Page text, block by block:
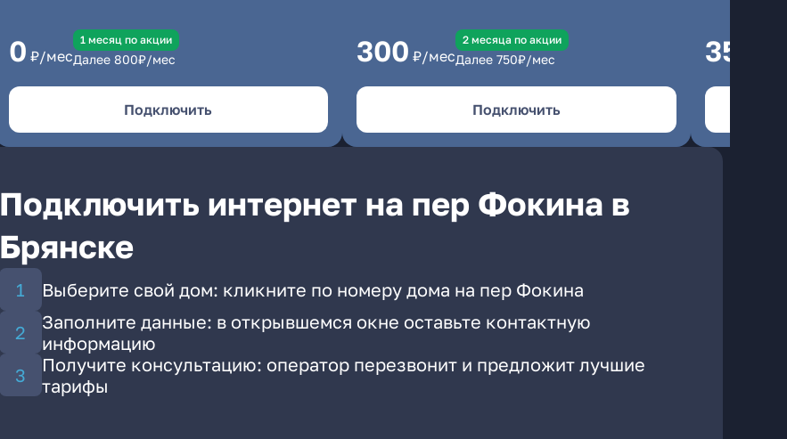
0 ₽/мес
1 месяц по акции
Далее 800₽/мес
Подключить
300 ₽/мес
2 месяцa по акции
Далее 750₽/мес
Подключить
350
Подключить интернет на пер Фокина в
Брянске
Выберите свой дом: кликните по номеру дома на пер Фокина
Заполните данные: в открывшемся окне оставьте контактную
информацию
Получите консультацию: оператор перезвонит и предложит лучшие
тарифы